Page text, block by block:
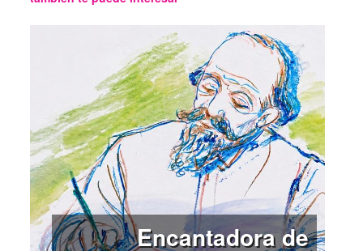
Encantadora de